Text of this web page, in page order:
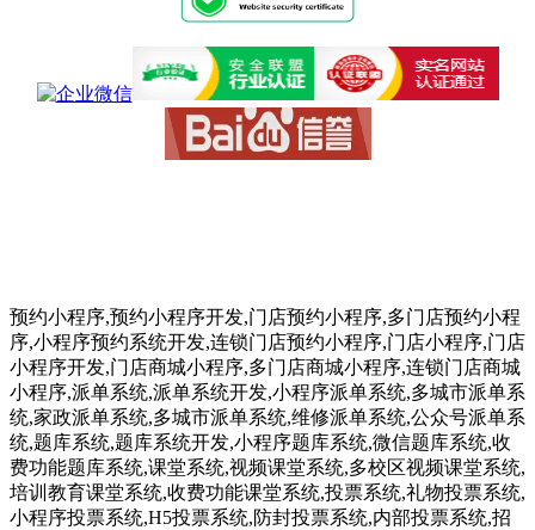
预约小程序,预约小程序开发,门店预约小程序,多门店预约小程
序,小程序预约系统开发,连锁门店预约小程序,门店小程序,门店
小程序开发,门店商城小程序,多门店商城小程序,连锁门店商城
小程序,派单系统,派单系统开发,小程序派单系统,多城市派单系
统,家政派单系统,多城市派单系统,维修派单系统,公众号派单系
统,题库系统,题库系统开发,小程序题库系统,微信题库系统,收
费功能题库系统,课堂系统,视频课堂系统,多校区视频课堂系统,
培训教育课堂系统,收费功能课堂系统,投票系统,礼物投票系统,
小程序投票系统,H5投票系统,防封投票系统,内部投票系统,招